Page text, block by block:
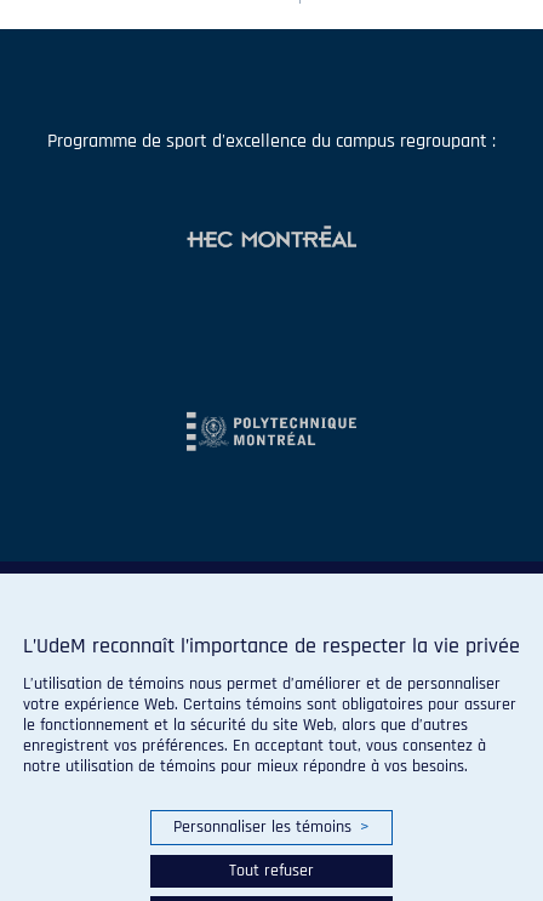
Programme de sport d'excellence du campus regroupant :
© 2026 Carabins de l'Université de Montréal. Tous droits
réservés.
L’UdeM reconnaît l’importance de respecter la vie privée
L’utilisation de témoins nous permet d’améliorer et de personnaliser
votre expérience Web. Certains témoins sont obligatoires pour assurer
le fonctionnement et la sécurité du site Web, alors que d’autres
enregistrent vos préférences. En acceptant tout, vous consentez à
notre utilisation de témoins pour mieux répondre à vos besoins.
Personnaliser les témoins >
Tout refuser